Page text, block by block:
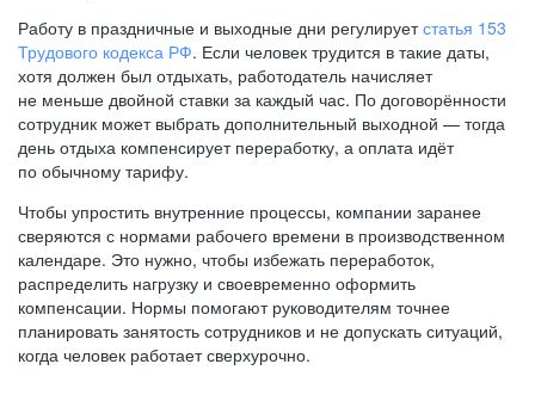
Работу в праздничные и выходные дни регулируетстатья 153
Трудового кодекса РФ. Если человек трудится в такие даты,
хотя должен был отдыхать, работодатель начисляет
не меньше двойной ставки за каждый час. По договорённости
сотрудник может выбрать дополнительный выходной — тогда
день отдыха компенсирует переработку, а оплата идёт
по обычному тарифу.
Чтобы упростить внутренние процессы, компании заранее
сверяются с нормами рабочего времени в производственном
календаре. Это нужно, чтобы избежать переработок,
распределить нагрузку и своевременно оформить
компенсации. Нормы помогают руководителям точнее
планировать занятость сотрудников и не допускать ситуаций,
когда человек работает сверхурочно.